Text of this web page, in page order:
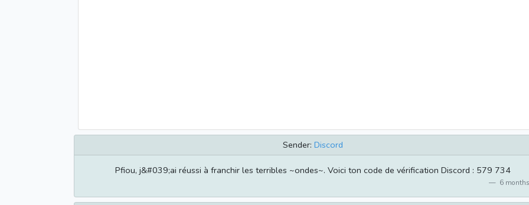
Sender: Discord
Pfiou, j&#039;ai réussi à franchir les terribles ~ondes~. Voici ton code de vérification Discord : 579 734
6